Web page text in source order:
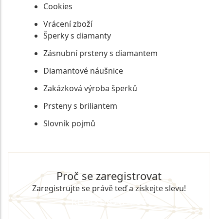
Cookies
Vrácení zboží
Šperky s diamanty
Zásnubní prsteny s diamantem
Diamantové náušnice
Zakázková výroba šperků
Prsteny s briliantem
Slovník pojmů
Proč se zaregistrovat
Zaregistrujte se právě teď a získejte slevu!
REGISTROVAT SE